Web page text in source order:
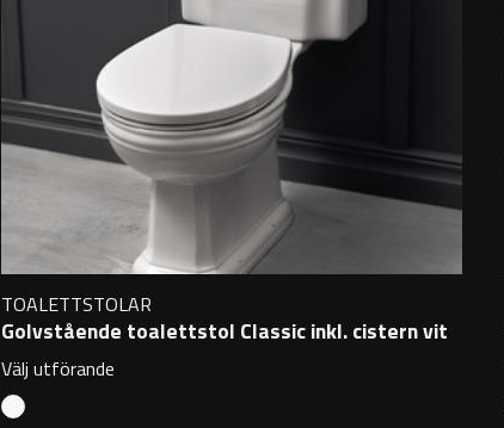
TOALETTSTOLAR
Golvstående toalettstol Classic inkl. cistern vit
Välj utförande